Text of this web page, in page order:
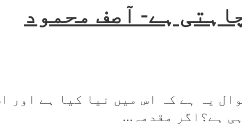
ہے- آصف محمود
یہ ہے کہ اس میں نیا کیا ہے اور
ہے؟اگر مقدمہ...